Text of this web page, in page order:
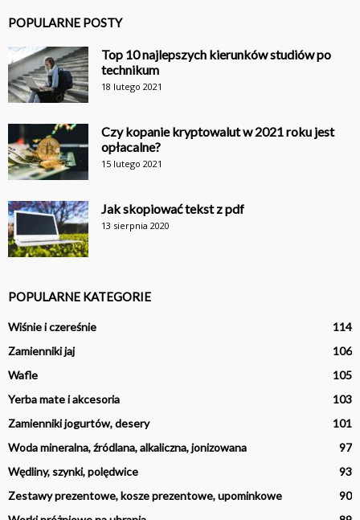
POPULARNE POSTY
Top 10 najlepszych kierunków studiów po
technikum
18 lutego 2021
Czy kopanie kryptowalut w 2021 roku jest
opłacalne?
15 lutego 2021
Jak skopiować tekst z pdf
13 sierpnia 2020
POPULARNE KATEGORIE
Wiśnie i czereśnie
114
Zamienniki jaj
106
Wafle
105
Yerba mate i akcesoria
103
Zamienniki jogurtów, desery
101
Woda mineralna, źródlana, alkaliczna, jonizowana
97
Wędliny, szynki, polędwice
93
Zestawy prezentowe, kosze prezentowe, upominkowe
90